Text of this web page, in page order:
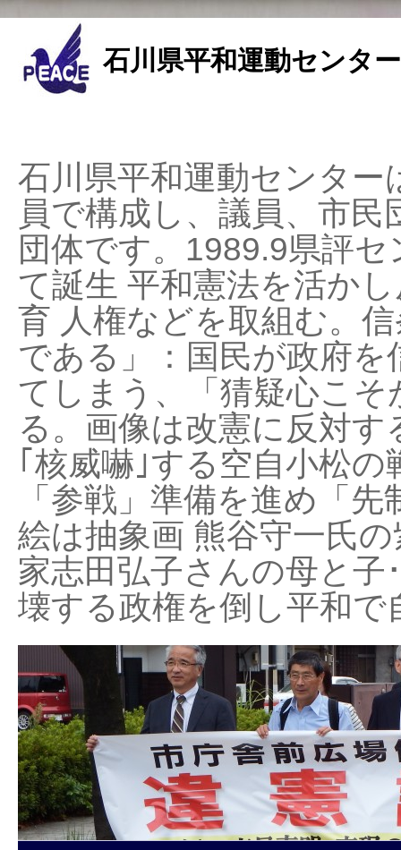
石川県平和運動センタ
石川県平和運動センタ
員で構成し、議員、市
団体です。1989.9県評
て誕生 平和憲法を活か
育 人権などを取組む。
である」：国民が政府
てしまう、「猜疑心こ
る。画像は改憲に反対
｢核威嚇｣する空自小松
「参戦」準備を進め「
絵は抽象画 熊谷守一氏
家志田弘子さんの母と子
壊する政権を倒し平和